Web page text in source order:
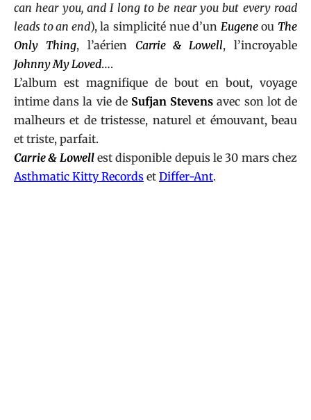
can hear you, and I long to be near you but every road
leads to an end), la simplicité nue d’un Eugeneou The
Only Thing, l’aérien Carrie & Lowell, l’incroyable
Johnny My Loved….
L’album est magnifique de bout en bout, voyage
intime dans la vie de Sufjan Stevens avec son lot de
malheurs et de tristesse, naturel et émouvant, beau
et triste, parfait.
Carrie & Lowellest disponible depuis le 30 mars chez
Asthmatic Kitty Records et Differ-Ant.